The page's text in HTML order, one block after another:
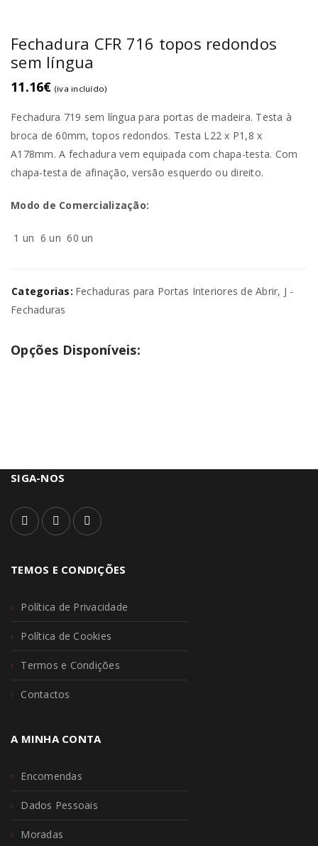
Fechadura CFR 716 topos redondos
sem língua
11.16€ (iva incluído)
Fechadura 719 sem língua para portas de madeira. Testa à
broca de 60mm, topos redondos. Testa L22 x P1,8 x
A178mm. A fechadura vem equipada com chapa-testa. Com
chapa-testa de afinação, versão esquerdo ou direito.
Modo de Comercialização:
1 un 6 un 60 un
Categorias: Fechaduras para Portas Interiores de Abrir, J -
Fechaduras
Opções Disponíveis:
SIGA-NOS
TEMOS E CONDIÇÕES
Política de Privacidade
Política de Cookies
Termos e Condições
Contactos
A MINHA CONTA
Encomendas
Dados Pessoais
Moradas